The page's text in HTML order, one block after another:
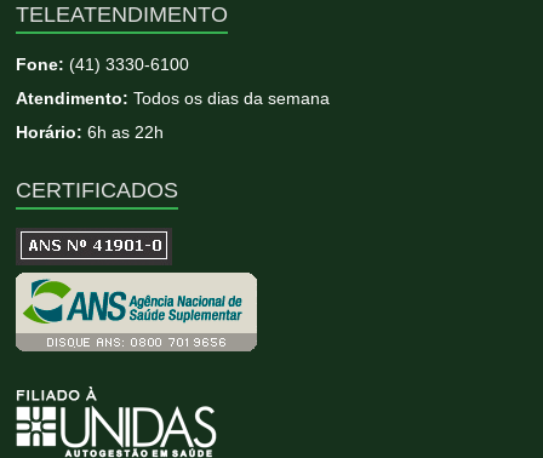
TELEATENDIMENTO
Fone:(41) 3330-6100
Atendimento: Todos os dias da semana
Horário: 6h as 22h
CERTIFICADOS